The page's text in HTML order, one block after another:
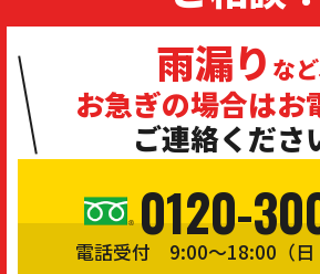
雨漏り など
お急ぎの場合はお
ご連絡くださ
0120-
電話受付 9:00〜18:00（日